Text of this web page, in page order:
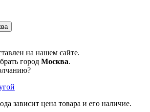
на нашем сайте.
город Москва.
зависит цена товара и его наличие.